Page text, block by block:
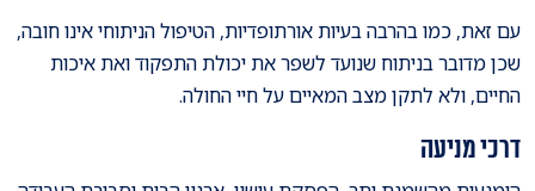
עם זאת, כמו בהרבה בעיות אורתופדיות, הטיפול הניתוחי אינו חובה,
שכן מדובר בניתוח שנועד לשפר את יכולת התפקוד ואת איכות
החיים, ולא לתקן מצב המאיים על חיי החולה.
דרכי מניעה